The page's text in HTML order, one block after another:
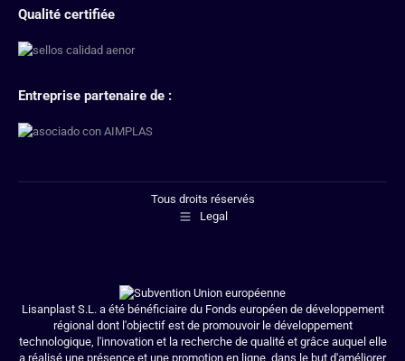
Qualité certifiée
Entreprise partenaire de :
Tous droits réservés
Legal
Lisanplast S.L. a été bénéficiaire du Fonds européen de développement
régional dont l'objectif est de promouvoir le développement
technologique, l'innovation et la recherche de qualité et grâce auquel elle
a réalisé une présence et une promotion en ligne, dans le but d'améliorer